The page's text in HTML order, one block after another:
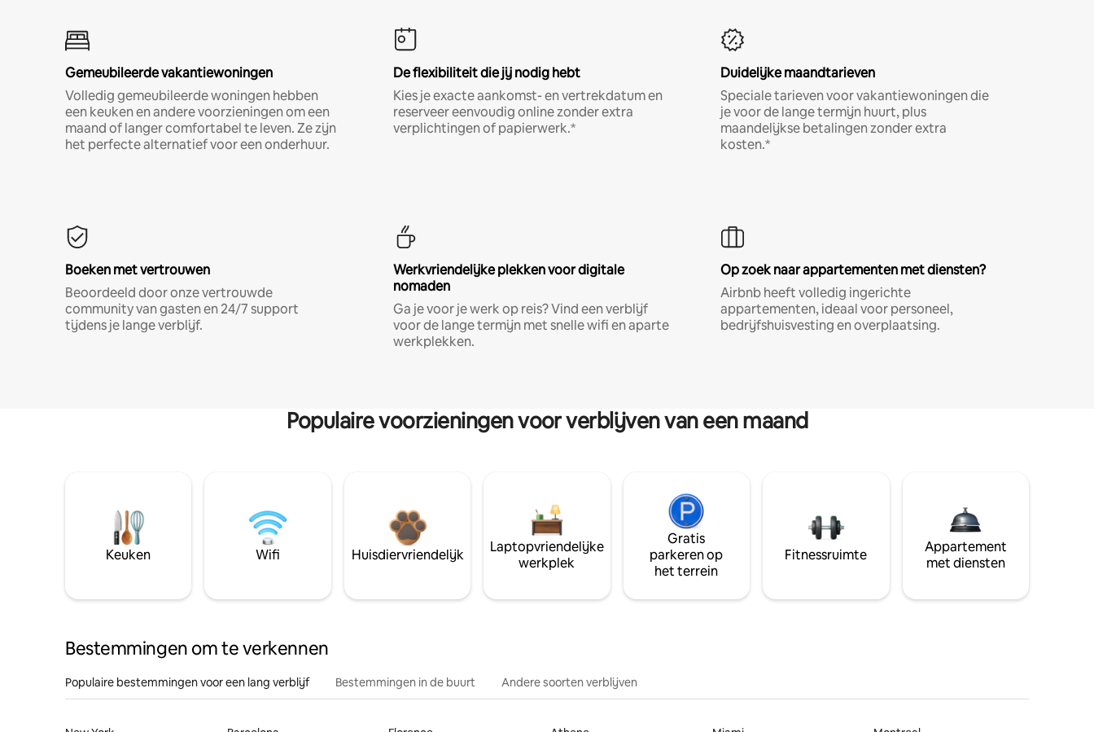
Gemeubileerde vakantiewoningen
Volledig gemeubileerde woningen hebben
een keuken en andere voorzieningen om een
maand of langer comfortabel te leven. Ze zijn
het perfecte alternatief voor een onderhuur.
De flexibiliteit die jij nodig hebt
Kies je exacte aankomst- en vertrekdatum en
reserveer eenvoudig online zonder extra
verplichtingen of papierwerk.*
Duidelijke maandtarieven
Speciale tarieven voor vakantiewoningen die
je voor de lange termijn huurt, plus
maandelijkse betalingen zonder extra
kosten.*
Boeken met vertrouwen
Beoordeeld door onze vertrouwde
community van gasten en 24/7 support
tijdens je lange verblijf.
Werkvriendelijke plekken voor digitale
nomaden
Ga je voor je werk op reis? Vind een verblijf
voor de lange termijn met snelle wifi en aparte
werkplekken.
Op zoek naar appartementen met diensten?
Airbnb heeft volledig ingerichte
appartementen, ideaal voor personeel,
bedrijfshuisvesting en overplaatsing.
Populaire voorzieningen voor verblijven van een maand
Keuken Wifi Huisdiervriendelijk
Laptopvriendelijke
werkplek
Gratis
parkeren op
het terrein
Fitnessruimte
Appartement
met diensten
Bestemmingen om te verkennen
Populaire bestemmingen voor een lang verblijf Bestemmingen in de buurt Andere soorten verblijven